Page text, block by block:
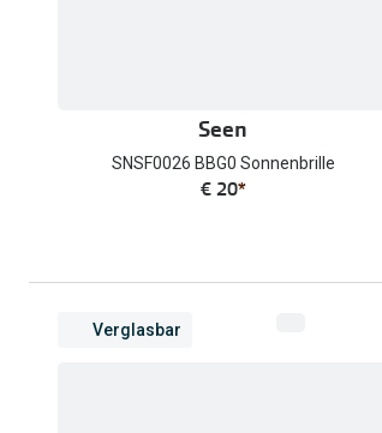
Seen
SNSF0026 BBG0 Sonnenbrille
€ 20*
Verglasbar